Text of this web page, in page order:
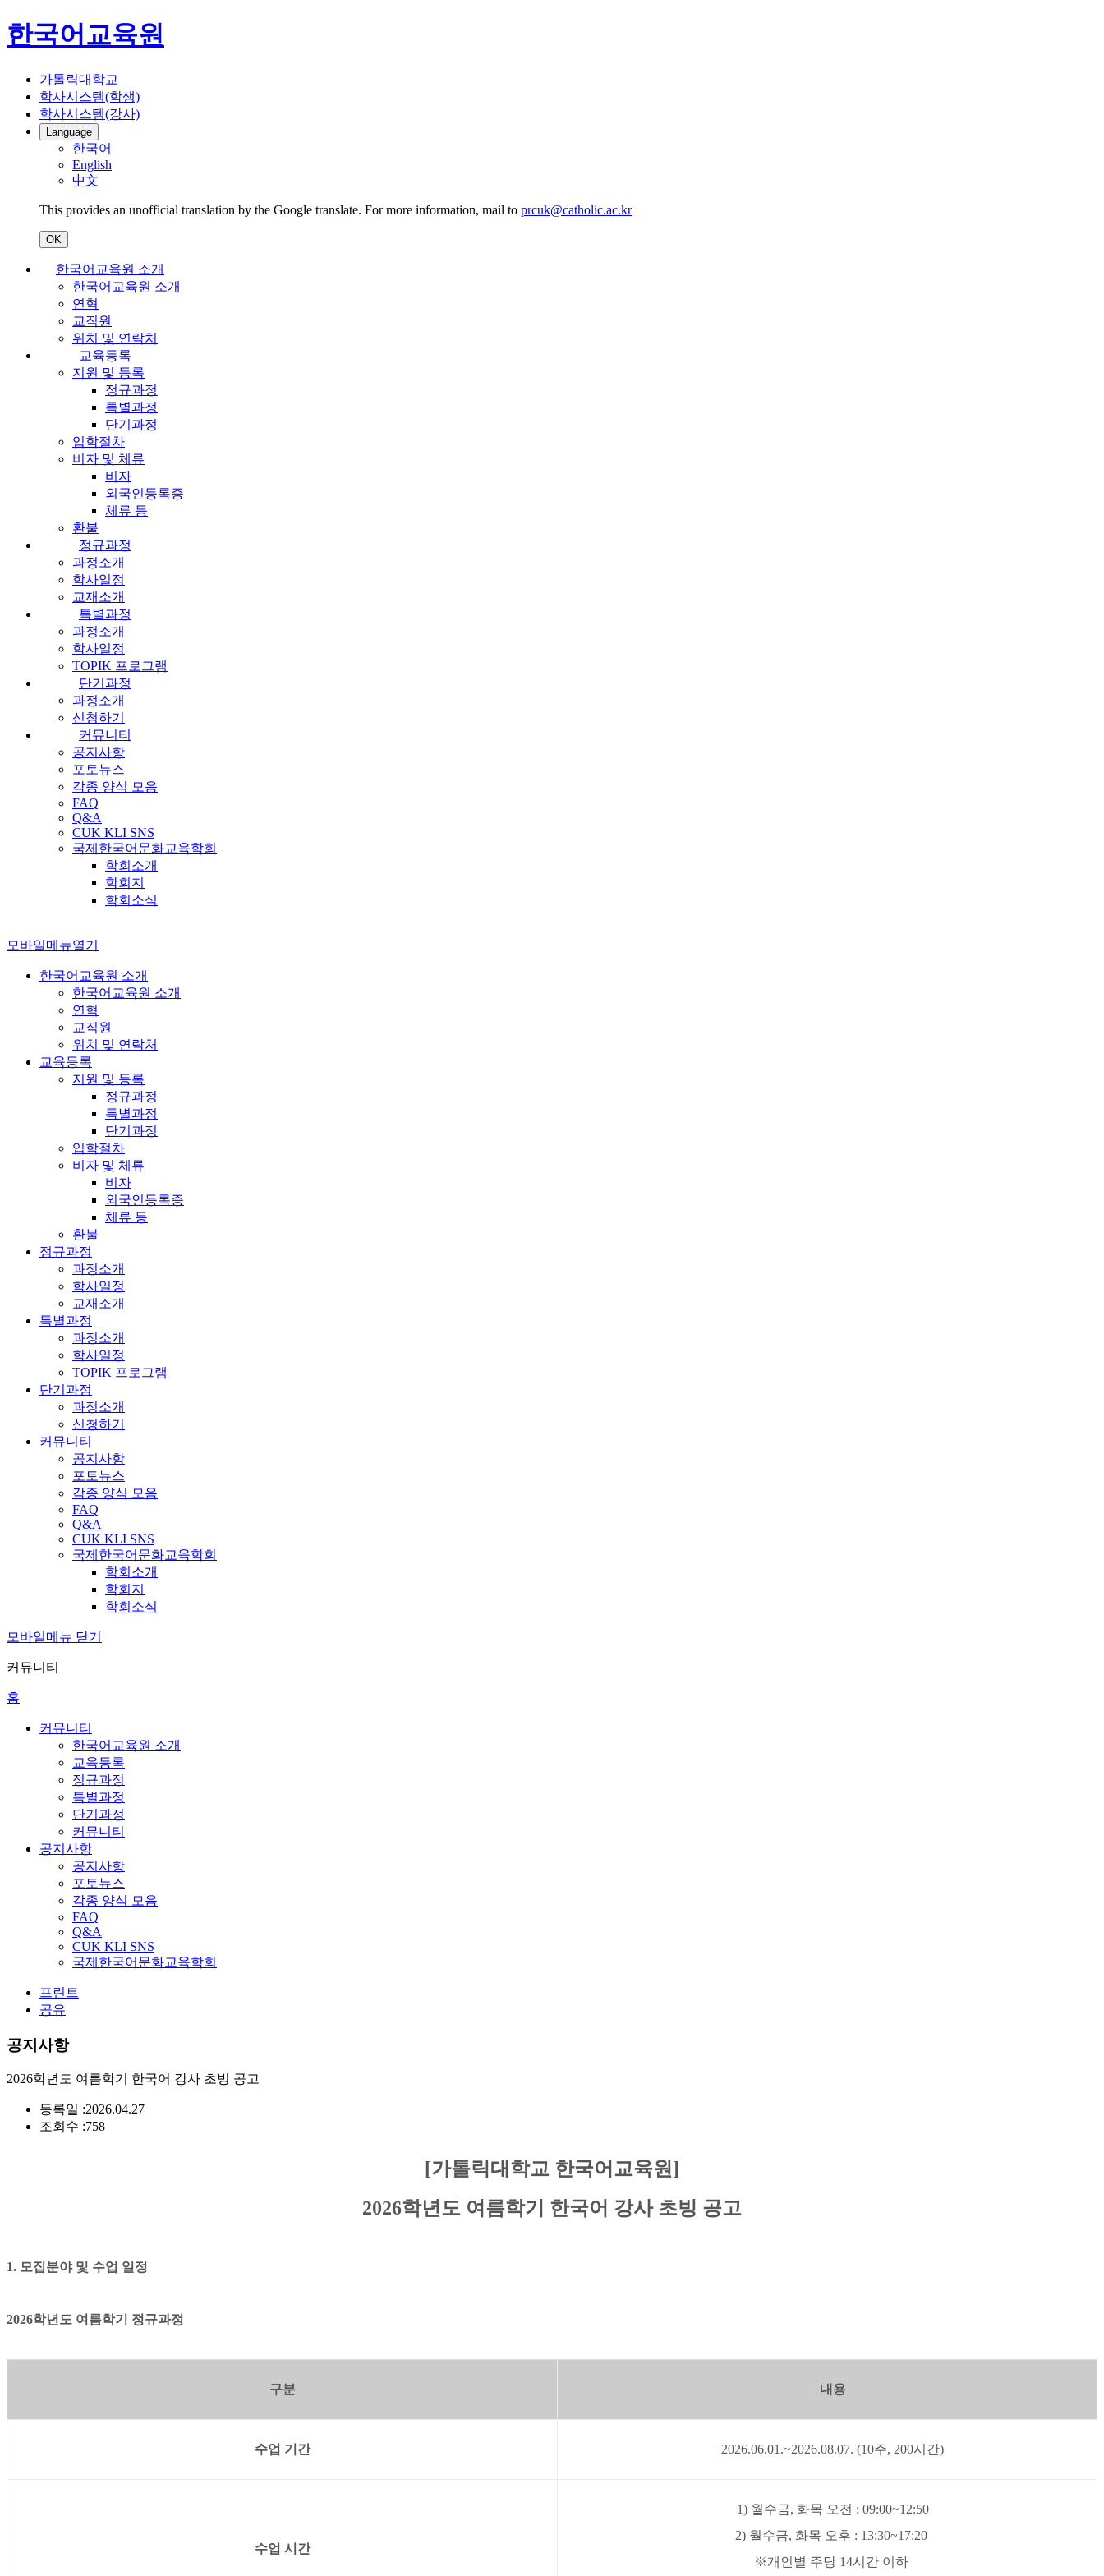
한국어교육원
가톨릭대학교
학사시스템(학생)
학사시스템(강사)
Language
한국어
English
中文
This provides an unofficial translation by the Google translate. For more information, mail to prcuk@catholic.ac.kr
OK
한국어교육원 소개
한국어교육원 소개
연혁
교직원
위치 및 연락처
교육등록
지원 및 등록
정규과정
특별과정
단기과정
입학절차
비자 및 체류
비자
외국인등록증
체류 등
환불
정규과정
과정소개
학사일정
교재소개
특별과정
과정소개
학사일정
TOPIK 프로그램
단기과정
과정소개
신청하기
커뮤니티
공지사항
포토뉴스
각종 양식 모음
FAQ
Q&A
CUK KLI SNS
국제한국어문화교육학회
학회소개
학회지
학회소식
모바일메뉴열기
한국어교육원 소개
한국어교육원 소개
연혁
교직원
위치 및 연락처
교육등록
지원 및 등록
정규과정
특별과정
단기과정
입학절차
비자 및 체류
비자
외국인등록증
체류 등
환불
정규과정
과정소개
학사일정
교재소개
특별과정
과정소개
학사일정
TOPIK 프로그램
단기과정
과정소개
신청하기
커뮤니티
공지사항
포토뉴스
각종 양식 모음
FAQ
Q&A
CUK KLI SNS
국제한국어문화교육학회
학회소개
학회지
학회소식
모바일메뉴 닫기
커뮤니티
홈
커뮤니티
한국어교육원 소개
교육등록
정규과정
특별과정
단기과정
커뮤니티
공지사항
공지사항
포토뉴스
각종 양식 모음
FAQ
Q&A
CUK KLI SNS
국제한국어문화교육학회
프린트
공유
공지사항
2026학년도 여름학기 한국어 강사 초빙 공고
등록일 :2026.04.27
조회수 :758
[가톨릭대학교 한국어교육원]
2026학년도 여름학기 한국어 강사 초빙 공고
1. 모집분야 및 수업 일정
2026학년도 여름학기 정규과정
구분 내용
수업 기간 2026.06.01.~2026.08.07. (10주, 200시간)
수업 시간
1) 월수금, 화목 오전 : 09:00~12:50
2) 월수금, 화목 오후 : 13:30~17:20
※개인별 주당 14시간 이하